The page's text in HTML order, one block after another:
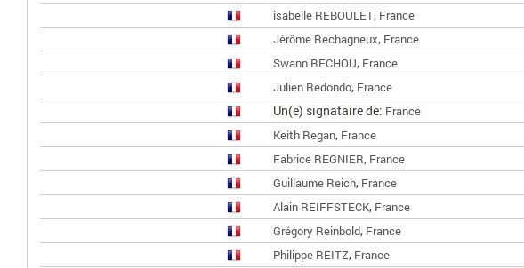
isabelle REBOULET, France
Jérôme Rechagneux, France
Swann RECHOU, France
Julien Redondo, France
Un(e) signataire de: France
Keith Regan, France
Fabrice REGNIER, France
Guillaume Reich, France
Alain REIFFSTECK, France
Grégory Reinbold, France
Philippe REITZ, France